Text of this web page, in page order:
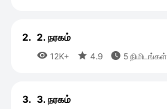
2. 2. நரகம்
 12K+  4.9  5 நிமிடங்கள்
3. 3. நரகம்